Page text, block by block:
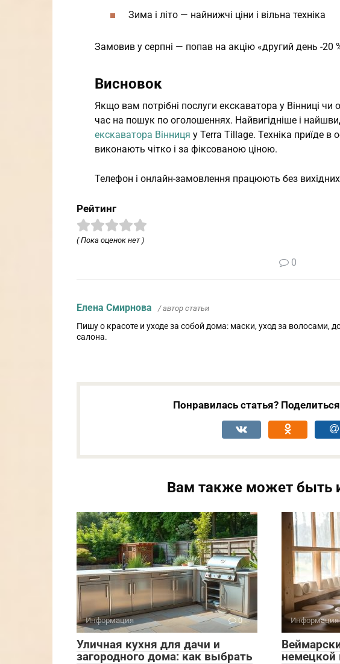
Зима і літо — найнижчі ціни і вільна техніка
Замовив у серпні — попав на акцію «другий день -20
Висновок
Якщо вам потрібні послуги екскаватора у Вінниці чи
час на пошук по оголошеннях. Найвигідніше і
екскаватора Вінниця у Terra Tillage. Техніка приїде в
виконають чітко і за фіксованою ціною.
Телефон і онлайн-замовлення працюють без
Рейтинг
( Пока оценок нет )
0
Елена Смирнова / автор статьи
Пишу о красоте и уходе за собой дома: маски, уход за
салона.
Понравилась статья?
Вам также может быть
Информация 0
Уличная кухня для дачи и
загородного дома: как выбрать
Информация
немецкой